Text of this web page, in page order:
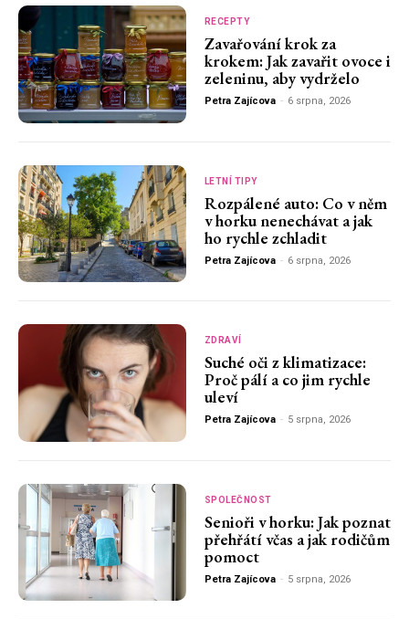
RECEPTY
Zavařování krok za
krokem: Jak zavařit ovoce i
zeleninu, aby vydrželo
Petra Zajícova - 6 srpna, 2026
LETNÍ TIPY
Rozpálené auto: Co v něm
v horku nenechávat a jak
ho rychle zchladit
Petra Zajícova - 6 srpna, 2026
ZDRAVÍ
Suché oči z klimatizace:
Proč pálí a co jim rychle
uleví
Petra Zajícova - 5 srpna, 2026
SPOLEČNOST
Senioři v horku: Jak poznat
přehřátí včas a jak rodičům
pomoct
Petra Zajícova - 5 srpna, 2026